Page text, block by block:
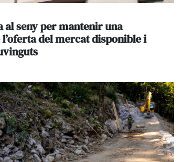
al seny per mantenir una
del mercat disponible i